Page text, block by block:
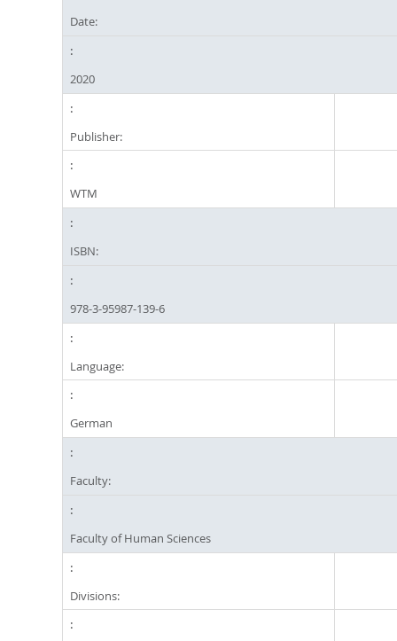
Date:
2020
Publisher:
WTM
ISBN:
978-3-95987-139-6
Language:
German
Faculty:
Faculty of Human Sciences
Divisions: